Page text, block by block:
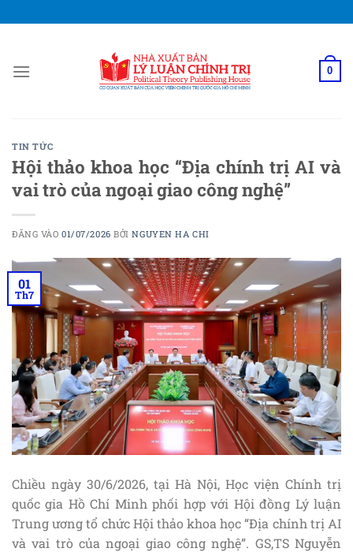
qua
dung
0
TIN TỨC
Hội thảo khoa học “Địa chính trị AI và
vai trò của ngoại giao công nghệ”
ĐĂNG VÀO01/07/2026 BỞINGUYEN HA CHI
01
Th7
Chiều ngày 30/6/2026, tại Hà Nội, Học viện Chính trị
quốc gia Hồ Chí Minh phối hợp với Hội đồng Lý luận
Trung ương tổ chức Hội thảo khoa học “Địa chính trị AI
và vai trò của ngoại giao công nghệ”. GS,TS Nguyễn